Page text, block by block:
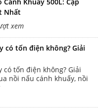
Nhất
xem
có tốn điện không? Giải
có tốn điện không? Giải
nồi nấu cánh khuấy, nồi